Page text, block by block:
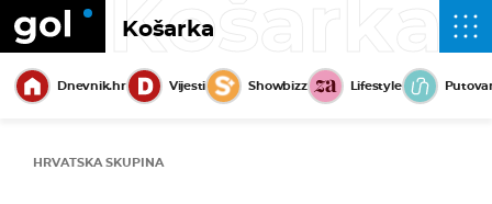
Košarka
Košarka
Dnevnik.hr Vijesti Showbizz Lifestyle
HRVATSKA SKUPINA